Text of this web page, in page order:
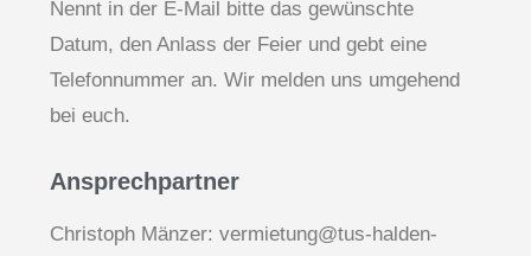
Nennt in der E-Mail bitte das gewünschte
Datum, den Anlass der Feier und gebt eine
Telefonnummer an. Wir melden uns umgehend
bei euch.
Ansprechpartner
Christoph Mänzer: vermietung@tus-halden-